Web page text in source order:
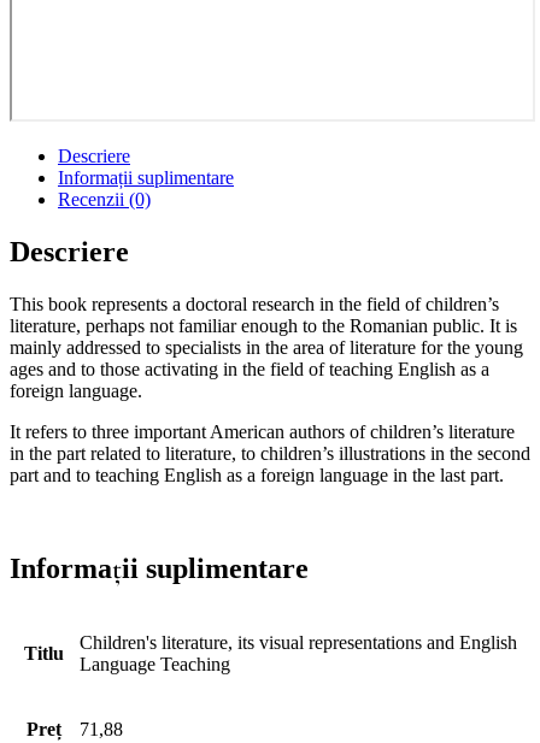
Descriere
Informații suplimentare
Recenzii (0)
Descriere
This book represents a doctoral research in the field of children’s
literature, perhaps not familiar enough to the Romanian public. It is
mainly addressed to specialists in the area of literature for the young
ages and to those activating in the field of teaching English as a
foreign language.
It refers to three important American authors of children’s literature
in the part related to literature, to children’s illustrations in the second
part and to teaching English as a foreign language in the last part.
Informații suplimentare
Titlu
Children's literature, its visual representations and English
Language Teaching
Preț 71,88